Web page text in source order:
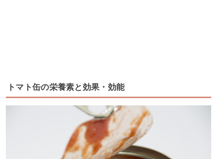
トマト缶の栄養素と効果・効能